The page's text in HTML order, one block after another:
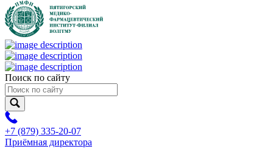
Поиск по сайту
+7 (879) 335-20-07
Приёмная директора